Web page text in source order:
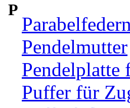
P
Parabelfedern
Pendelmutter
Pendelplatte
Puffer für